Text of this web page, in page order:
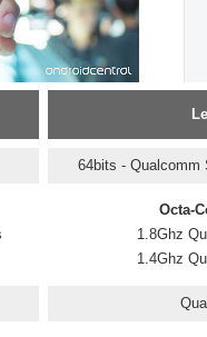
64bits - Qualcomm
Octa-
1.8Ghz
1.4Ghz